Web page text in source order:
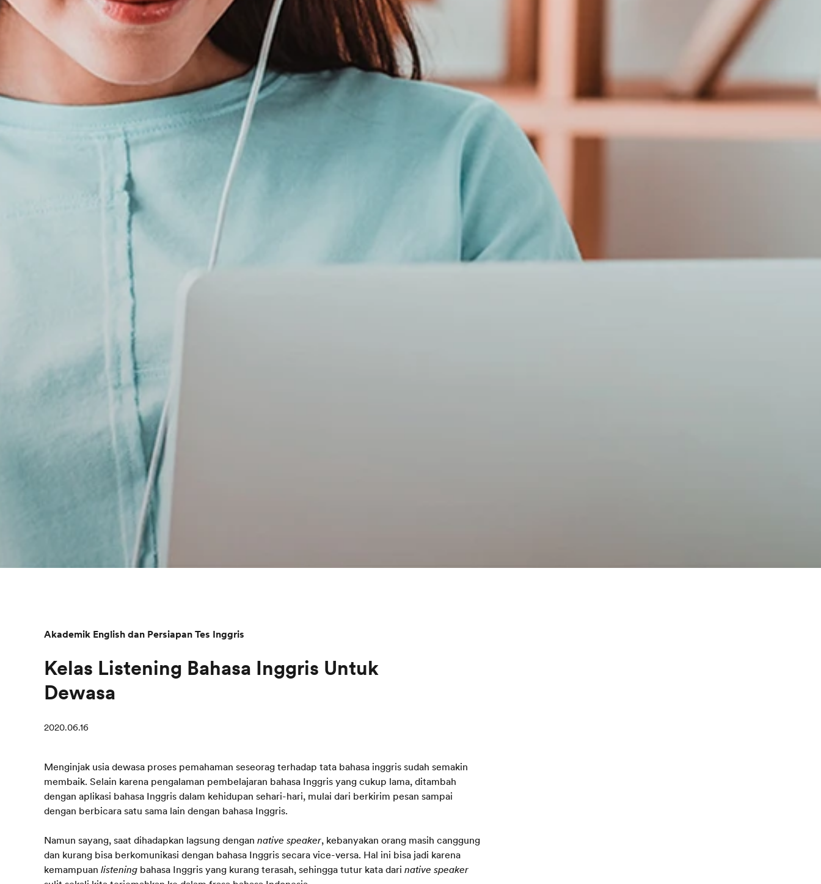
Akademik English dan Persiapan Tes Inggris
Kelas Listening Bahasa Inggris Untuk
Dewasa
2020.06.16
Menginjak usia dewasa proses pemahaman seseorag terhadap tata bahasa inggris sudah semakin
membaik. Selain karena pengalaman pembelajaran bahasa Inggris yang cukup lama, ditambah
dengan aplikasi bahasa Inggris dalam kehidupan sehari-hari, mulai dari berkirim pesan sampai
dengan berbicara satu sama lain dengan bahasa Inggris.
Namun sayang, saat dihadapkan lagsung dengan native speaker, kebanyakan orang masih canggung
dan kurang bisa berkomunikasi dengan bahasa Inggris secara vice-versa. Hal ini bisa jadi karena
kemampuan listening bahasa Inggris yang kurang terasah, sehingga tutur kata dari native speaker